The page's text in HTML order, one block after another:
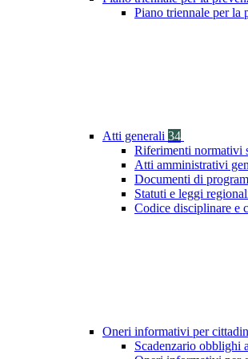
Piano triennale per la
Atti generali 34
Riferimenti normativi
Atti amministrativi
Documenti di
Statuti e leggi
Codice disciplinare e
Oneri informativi per
Scadenzario obblighi